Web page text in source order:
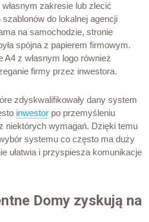
zakresie lub zlecić
do lokalnej agencji
na samochodzie, stronie
spójna z papierem firmowym.
z własnym logo również
firmy przez inwestora.
zdyskwalifikowały dany system
inwestor po przemyśleniu
niektórych wymagań. Dzięki temu
systemu co często ma duży
ułatwia i przyspiesza komunikacje
Domy zyskują na